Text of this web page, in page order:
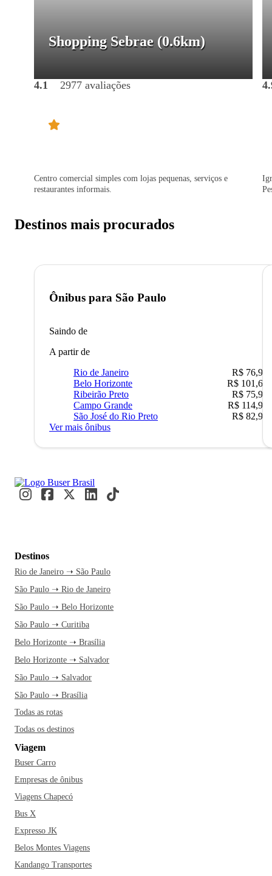
Shopping Sebrae (0.6km)
4.1 2977 avaliações
Centro comercial simples com lojas pequenas, serviços e
restaurantes informais.
Destinos mais procurados
Ônibus para São Paulo
Saindo de
A partir de
Rio de Janeiro
R$ 76,90
Belo Horizonte
R$ 101,67
Ribeirão Preto
R$ 75,90
Campo Grande
R$ 114,90
São José do Rio Preto
R$ 82,90
Ver mais ônibus
Destinos
Rio de Janeiro ➝ São Paulo
São Paulo ➝ Rio de Janeiro
São Paulo ➝ Belo Horizonte
São Paulo ➝ Curitiba
Belo Horizonte ➝ Brasília
Belo Horizonte ➝ Salvador
São Paulo ➝ Salvador
São Paulo ➝ Brasília
Todas as rotas
Todas os destinos
Viagem
Buser Carro
Empresas de ônibus
Viagens Chapecó
Bus X
Expresso JK
Belos Montes Viagens
Kandango Transportes